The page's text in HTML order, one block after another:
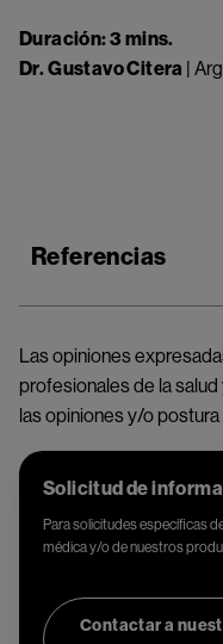
Duración: 3 mins.
Dr. Gustavo Citera |
Referencias
Las opiniones
profesionales de la
las opiniones y/o
Solicitud de
Para solicitudes específicas
médica y/o de nuestros
Contactar a